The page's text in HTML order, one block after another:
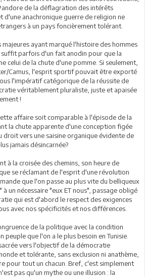
de la déflagration des intérêts
d'une anachronique guerre de religion ne
à un pays foncièrement tolérant.
majeures ayant marqué l'histoire des hommes
suffit parfois d'un fait anodin pour que la
celui de la chute d'une pomme. Si seulement,
Camus, l'esprit sportif pouvait être exporté
l'impératif catégorique de la réussite de
véritablement pluraliste, juste et apaisée
!
affaire soit comparable à l'épisode de la
la chute apparente d'une conception figée
droit vers une saisine organique évidente de
jamais désincarnée?
à la croisée des chemins, son heure de
se réclamant de l'esprit d'une révolution
que l'on passe au plus vite du belliqueux
un nécessaire "eux ET nous", passage obligé
qui est d'abord le respect des exigences
avec nos spécificités et nos différences.
de la politique avec la condition
peuple que l'on a le plus besoin en Tunisie.
vers l'objectif de la démocratie
et tolérante, sans exclusion ni anathème,
pour tout un chacun. Bref, c'est simplement
pas qu'un mythe ou une illusion : la